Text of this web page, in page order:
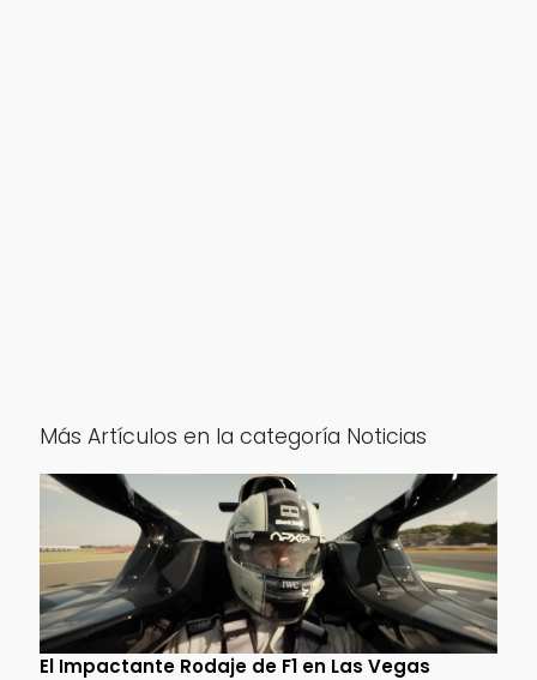
Más Artículos en la categoría Noticias
El Impactante Rodaje de F1 en Las Vegas